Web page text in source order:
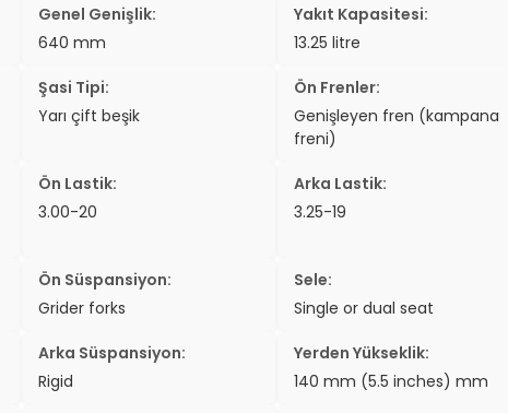
two_wheeler
two_wheeler
search
Genel Genişlik:
640 mm
Yakıt Kapasitesi:
13.25 litre
Şasi Tipi:
Yarı çift beşik
Ön Frenler:
Genişleyen fren (kampana
freni)
Ön Lastik:
3.00-20
Arka Lastik:
3.25-19
Ön Süspansiyon:
Grider forks
Sele:
Single or dual seat
Arka Süspansiyon:
Rigid
Yerden Yükseklik:
140 mm (5.5 inches) mm